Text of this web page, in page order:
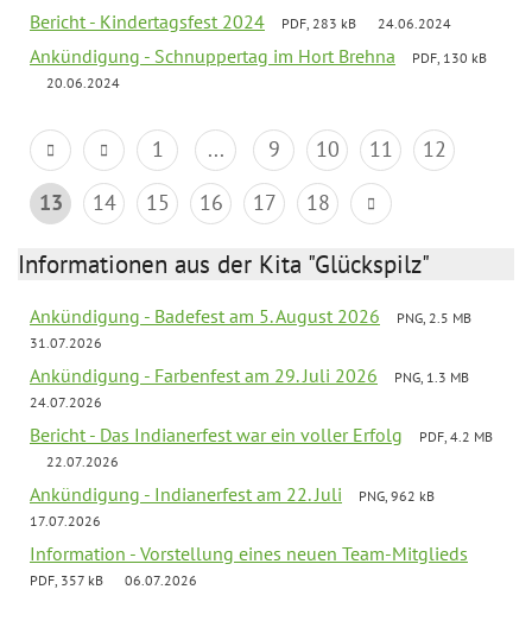
Bericht - Kindertagsfest 2024 PDF, 283 kB 24.06.2024
Ankündigung - Schnuppertag im Hort Brehna
PDF, 130 kB
20.06.2024
1 ... 9 10 11
12
13
14 15 16 17 18
Informationen aus der Kita "Glückspilz"
Ankündigung - Badefest am 5. August 2026
PNG, 2.5 MB
31.07.2026
Ankündigung - Farbenfest am 29. Juli 2026
PNG, 1.3 MB
24.07.2026
Bericht - Das Indianerfest war ein voller Erfolg
PDF, 4.2 MB
22.07.2026
Ankündigung - Indianerfest am 22. Juli
PNG, 962 kB
17.07.2026
Information - Vorstellung eines neuen Team-Mitglieds
PDF, 357 kB 06.07.2026